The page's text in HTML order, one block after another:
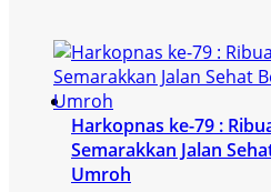
Harkopnas ke-79 :
Semarakkan Jalan
Umroh